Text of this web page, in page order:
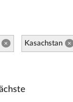
× Kasachstan ×